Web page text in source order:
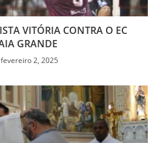
VITÓRIA CONTRA O EC
GRANDE
fevereiro 2, 2025